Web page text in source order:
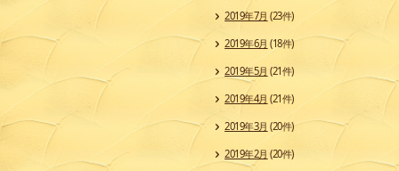
2019年7月 (23件)
2019年6月 (18件)
2019年5月 (21件)
2019年4月 (21件)
2019年3月 (20件)
2019年2月 (20件)